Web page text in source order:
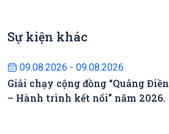
Sự kiện khácSự kiện sắp diễn ra
09.08.2026 - 09.08.2026
Giải chạy cộng đồng “Quảng Điền
– Hành trình kết nối” năm 2026.